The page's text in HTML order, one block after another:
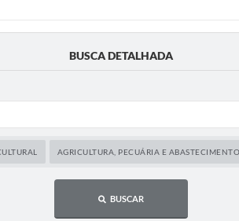
BUSCA DETALHADA
AGRICULTURA, PECUÁRIA E ABASTECIMENTO
BUSCAR